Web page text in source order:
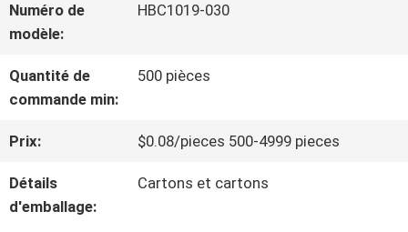
À
DE
NOUS
VISITE
Numéro de
modèle:
HBC1019-030
Quantité de
commande min:
500 pièces
Prix: $0.08/pieces 500-4999 pieces
Détails
d'emballage:
Cartons et cartons